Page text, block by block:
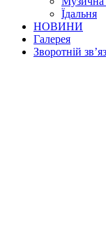
Їдальня
НОВИНИ
Галерея
Зворотній